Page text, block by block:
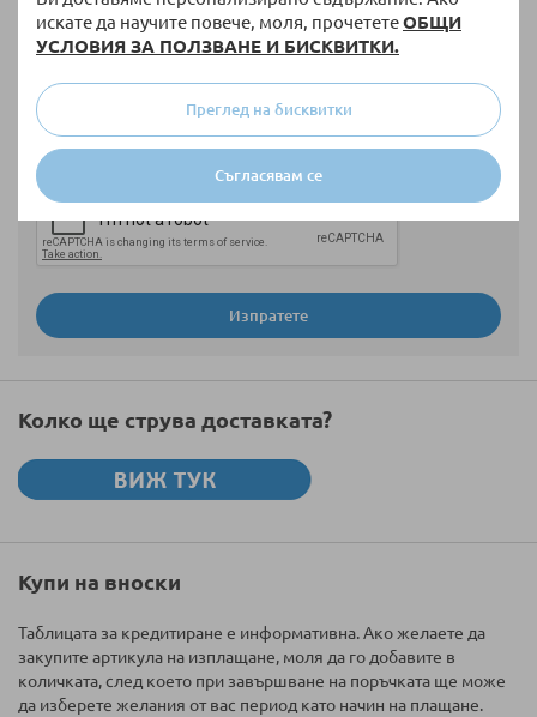
искате да научите повече, моля, прочететеОБЩИ
УСЛОВИЯ ЗА ПОЛЗВАНЕ И БИСКВИТКИ.
Съгласявам се
Преглед на бисквитки
Мнение
Изпратете
Колко ще струва доставката?
Купи на вноски
Таблицата за кредитиране е информативна. Ако желаете да
закупите артикула на изплащане, моля да го добавите в
количката, след което при завършване на поръчката ще може
да изберете желания от вас период като начин на плащане.